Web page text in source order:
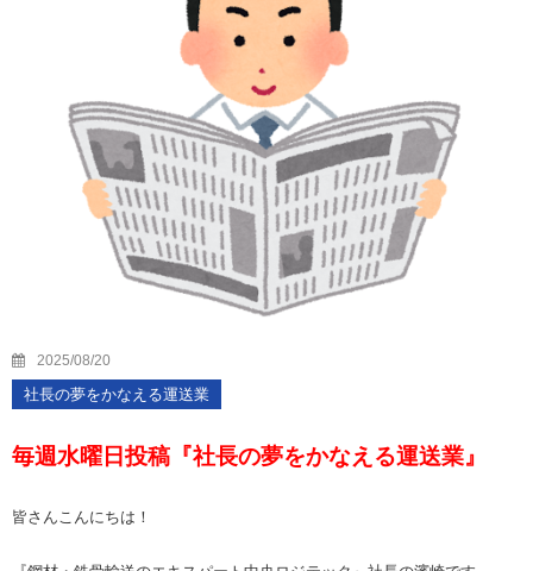
2025/08/20
社長の夢をかなえる運送業
毎週水曜日投稿『社長の夢をかなえる運送業』
皆さんこんにちは！